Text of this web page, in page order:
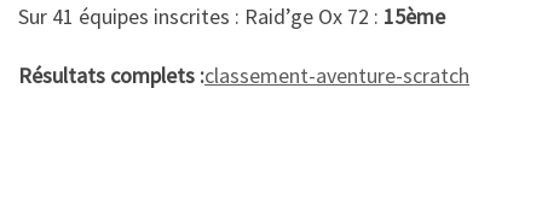
Sur 41 équipes inscrites : Raid’ge Ox 72 : 15ème
Résultats complets :classement-aventure-scratch